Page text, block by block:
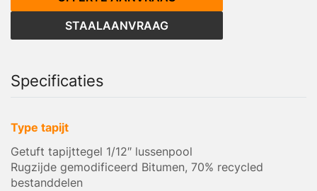
STAALAANVRAAG
Specificaties
Type tapijt
Getuft tapijttegel 1/12″ lussenpool
Rugzijde gemodificeerd Bitumen, 70% recycled
bestanddelen